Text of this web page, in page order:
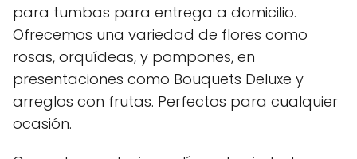
para tumbas para entrega a domicilio.
Ofrecemos una variedad de flores como
rosas, orquídeas, y pompones, en
presentaciones como Bouquets Deluxe y
arreglos con frutas. Perfectos para cualquier
ocasión.